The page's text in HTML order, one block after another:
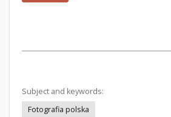
Subject and keywords:
Fotografia polska